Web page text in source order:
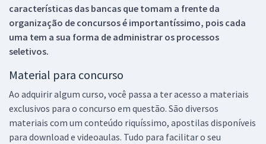
características das bancas que tomam a frente da
organização de concursos é importantíssimo, pois cada
uma tem a sua forma de administrar os processos
seletivos.
Material para concurso
Ao adquirir algum curso, você passa a ter acesso a materiais
exclusivos para o concurso em questão. São diversos
materiais com um conteúdo riquíssimo, apostilas disponíveis
para download e videoaulas. Tudo para facilitar o seu